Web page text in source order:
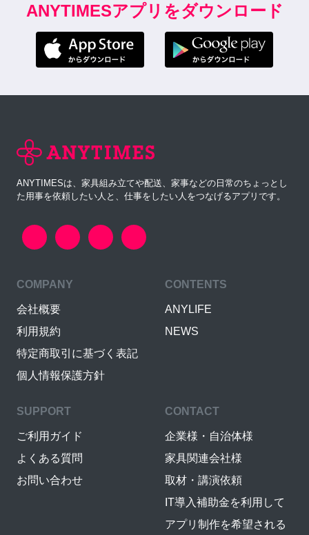
ANYTIMESアプリをダウンロード
ANYTIMESは、家具組み立てや配送、家事などの日常のちょっとし
た用事を依頼したい人と、仕事をしたい人をつなげるアプリです。
COMPANY
会社概要
利用規約
特定商取引に基づく表記
個人情報保護方針
CONTENTS
ANYLIFE
NEWS
SUPPORT
ご利用ガイド
よくある質問
お問い合わせ
CONTACT
企業様・自治体様
家具関連会社様
取材・講演依頼
IT導入補助金を利用して
アプリ制作を希望される